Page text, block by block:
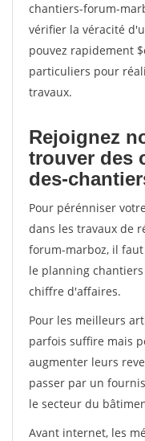
chantiers-forum-
vérifier la véracité
pouvez rapidement
particuliers pour
travaux.
Rejoignez
trouver des
des-
Pour pérénniser
dans les travaux de
forum-marboz, il
le planning
chiffre d'affaires.
Pour les meilleurs
parfois suffire mais
augmenter leurs
passer par un
le secteur du
Avant internet, les